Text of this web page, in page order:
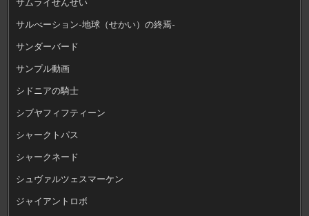
サルべーション-地球（せかい）の終焉-
サンダーバード
サンプル動画
シドニアの騎士
シブヤフィフティーン
シャークトパス
シャークネード
シュヴァルツェスマーケン
ジャイアントロボ